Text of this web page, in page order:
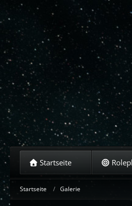
Startseite
Startseite Galerie